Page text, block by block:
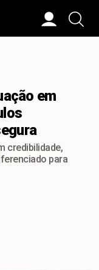
em
credibilidade,
para